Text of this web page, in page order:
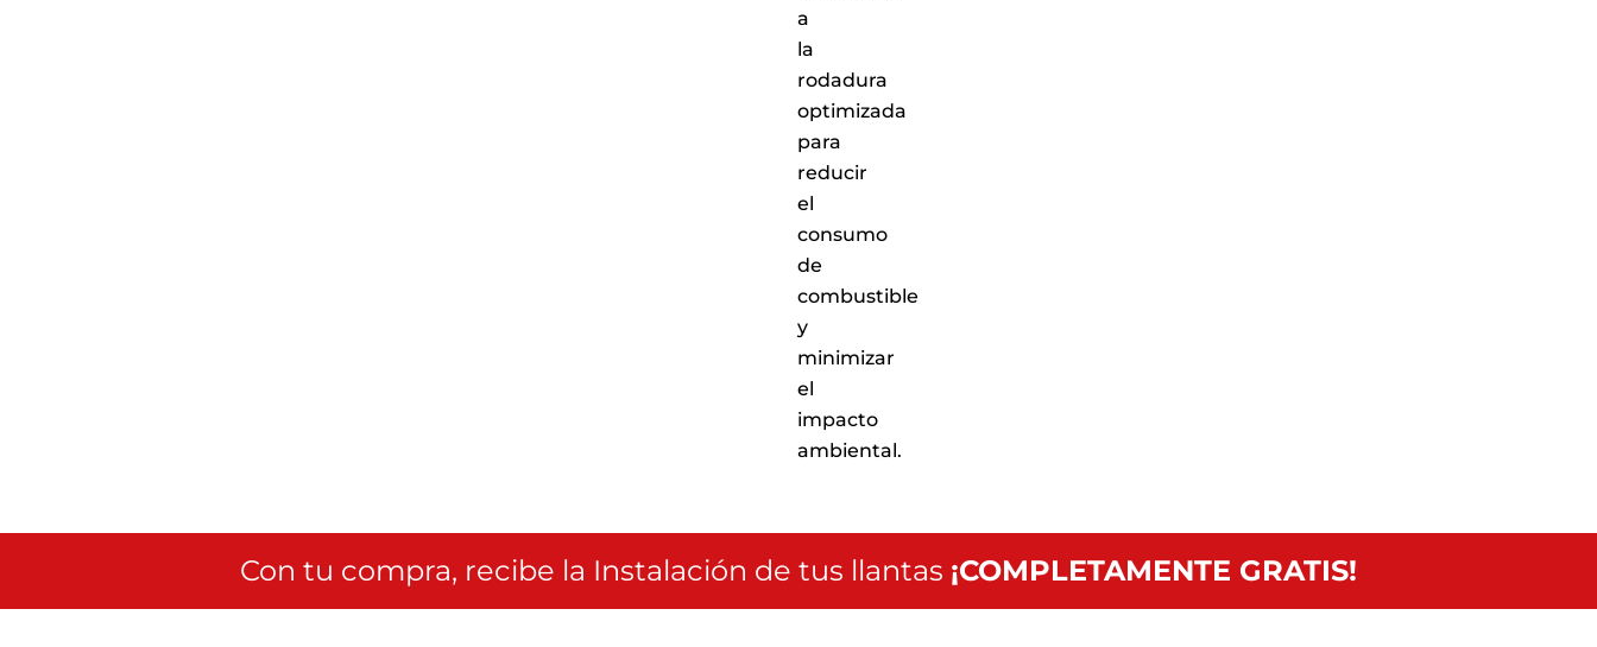
a
la
rodadura
optimizada
para
reducir
el
consumo
de
combustible
y
minimizar
el
impacto
ambiental.
Con tu compra, recibe la Instalación de tus llantas ¡COMPLETAMENTE GRATIS!